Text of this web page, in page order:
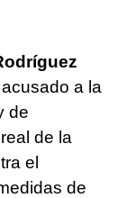
a la
de
de la
el
de